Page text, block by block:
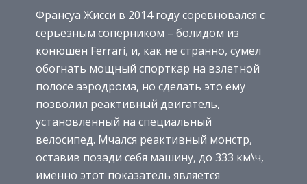
Франсуа Жисси в 2014 году соревновался с
серьезным соперником – болидом из
конюшен Ferrari, и, как не странно, сумел
обогнать мощный спорткар на взлетной
полосе аэродрома, но сделать это ему
позволил реактивный двигатель,
установленный на специальный
велосипед. Мчался реактивный монстр,
оставив позади себя машину, до 333 км\ч,
именно этот показатель является